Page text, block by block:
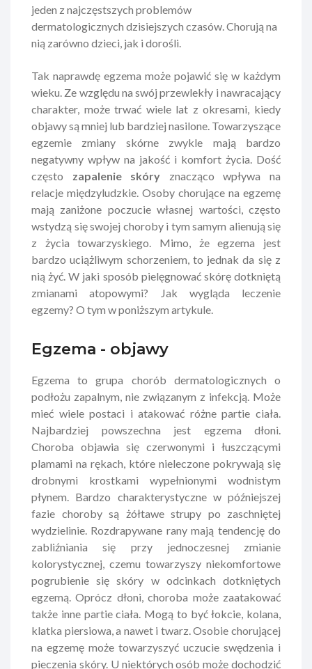
jeden z najczęstszych problemów
dermatologicznych dzisiejszych czasów. Chorują na
nią zarówno dzieci, jak i dorośli.
Tak naprawdę egzema może pojawić się w każdym
wieku. Ze względu na swój przewlekły i nawracający
charakter, może trwać wiele lat z okresami, kiedy
objawy są mniej lub bardziej nasilone. Towarzyszące
egzemie zmiany skórne zwykle mają bardzo
negatywny wpływ na jakość i komfort życia. Dość
często zapalenie skóry znacząco wpływa na
relacje międzyludzkie. Osoby chorujące na egzemę
mają zaniżone poczucie własnej wartości, często
wstydzą się swojej choroby i tym samym alienują się
z życia towarzyskiego. Mimo, że egzema jest
bardzo uciążliwym schorzeniem, to jednak da się z
nią żyć. W jaki sposób pielęgnować skórę dotkniętą
zmianami atopowymi? Jak wygląda leczenie
egzemy? O tym w poniższym artykule.
Egzema - objawy
Egzema to grupa chorób dermatologicznych o
podłożu zapalnym, nie związanym z infekcją. Może
mieć wiele postaci i atakować różne partie ciała.
Najbardziej powszechna jest egzema dłoni.
Choroba objawia się czerwonymi i łuszczącymi
plamami na rękach, które nieleczone pokrywają się
drobnymi krostkami wypełnionymi wodnistym
płynem. Bardzo charakterystyczne w późniejszej
fazie choroby są żółtawe strupy po zaschniętej
wydzielinie. Rozdrapywane rany mają tendencję do
zabliźniania się przy jednoczesnej zmianie
kolorystycznej, czemu towarzyszy niekomfortowe
pogrubienie się skóry w odcinkach dotkniętych
egzemą. Oprócz dłoni, choroba może zaatakować
także inne partie ciała. Mogą to być łokcie, kolana,
klatka piersiowa, a nawet i twarz. Osobie chorującej
na egzemę może towarzyszyć uczucie swędzenia i
pieczenia skóry. U niektórych osób może dochodzić